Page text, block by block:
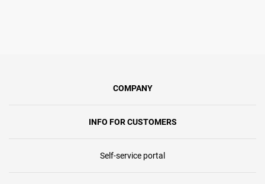
COMPANY
INFO FOR CUSTOMERS
Self-service portal